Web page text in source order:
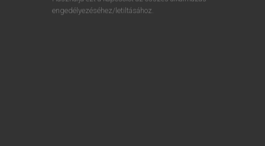
engedélyezéséhez/letiltásához.